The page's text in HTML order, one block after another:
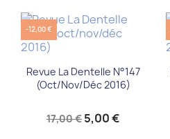
Revue La Dentelle N°147
(oct/nov/déc 2016)
17,00 € 5,00 €
-12,00 €